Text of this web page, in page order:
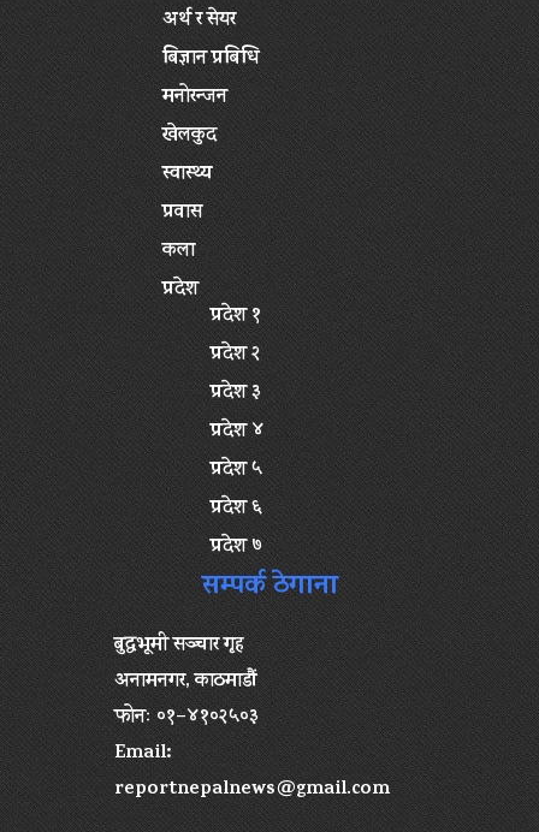
अर्थ र सेयर
बिज्ञान प्रबिधि
मनोरन्जन
खेलकुद
स्वास्थ्य
प्रवास
कला
प्रदेश
प्रदेश १
प्रदेश २
प्रदेश ३
प्रदेश ४
प्रदेश ५
प्रदेश ६
प्रदेश ७
सम्पर्क ठेगाना
बुद्धभूमी सञ्चार गृह
अनामनगर, काठमाडौं
फोनः ०१–४१०२५०३
Email:
reportnepalnews@gmail.com